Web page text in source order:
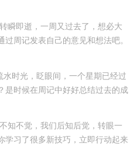
周记是怎么写的吧，下面是小...
瞬即逝，一周又过去了，想必大
周记发表自己的意见和想法吧。
为大家收集的实习周...
时光，眨眼间，一个星期已经过
是时候在周记中好好总结过去的成
可以，下面是小编整理...
知不觉，我们后知后觉，转眼一
学习了很多新技巧，立即行动起来
？以下是小编整理的开...